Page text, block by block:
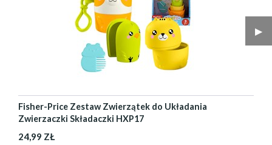
▶︎
Fisher-Price Zestaw Zwierzątek do Układania
Zwierzaczki Składaczki HXP17
24,99 ZŁ